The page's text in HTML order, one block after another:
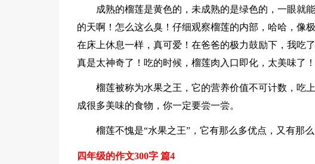
成熟的榴莲是黄色的，未成熟的是绿色的，一眼就
的天啊！怎么这么臭！仔细观察榴莲的内部，哈哈，像
在床上休息一样，真可爱！在爸爸的极力鼓励下，我吃
真是太神奇了！吃的时候，榴莲肉入口即化，太美味了
榴莲被称为水果之王，它的营养价值不可计数，吃
成很多美味的食物，你一定要尝一尝。
榴莲不愧是“水果之王”，它有那么多优点，又有那
四年级的作文300字 篇4